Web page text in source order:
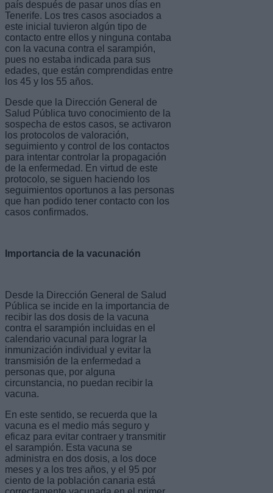
país después de pasar unos días en
Tenerife. Los tres casos asociados a
este inicial tuvieron algún tipo de
contacto entre ellos y ninguna contaba
con la vacuna contra el sarampión,
pues no estaba indicada para sus
edades, que están comprendidas entre
los 45 y los 55 años.
Desde que la Dirección General de
Salud Pública tuvo conocimiento de la
sospecha de estos casos, se activaron
los protocolos de valoración,
seguimiento y control de los contactos
para intentar controlar la propagación
de la enfermedad. En virtud de este
protocolo, se siguen haciendo los
seguimientos oportunos a las personas
que han podido tener contacto con los
casos confirmados.
Importancia de la vacunación
Desde la Dirección General de Salud
Pública se incide en la importancia de
recibir las dos dosis de la vacuna
contra el sarampión incluidas en el
calendario vacunal para lograr la
inmunización individual y evitar la
transmisión de la enfermedad a
personas que, por alguna
circunstancia, no puedan recibir la
vacuna.
En este sentido, se recuerda que la
vacuna es el medio más seguro y
eficaz para evitar contraer y transmitir
el sarampión. Esta vacuna se
administra en dos dosis, a los doce
meses y a los tres años, y el 95 por
ciento de la población canaria está